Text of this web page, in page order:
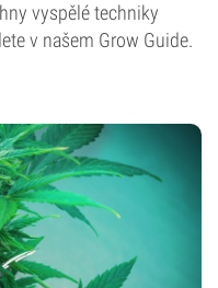
vyspělé techniky
v našem Grow Guide.